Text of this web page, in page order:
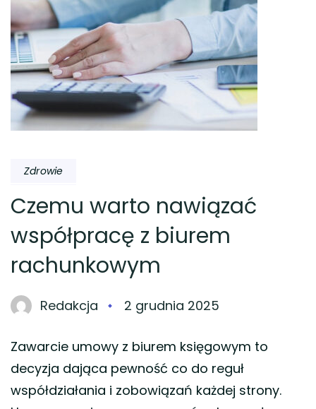
Zdrowie
Czemu warto nawiązać
współpracę z biurem
rachunkowym
Redakcja 2 grudnia 2025
Zawarcie umowy z biurem księgowym to
decyzja dająca pewność co do reguł
współdziałania i zobowiązań każdej strony.